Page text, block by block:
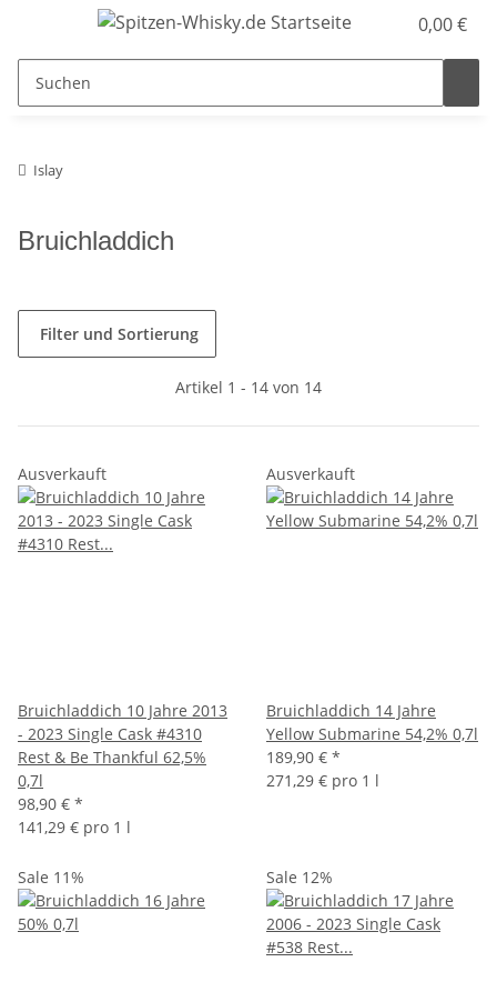
0,00 €
Islay
Bruichladdich
Filter und Sortierung
Artikel 1 - 14 von 14
Ausverkauft
Bruichladdich 10 Jahre 2013
- 2023 Single Cask #4310
Rest & Be Thankful 62,5%
0,7l
98,90 € *
141,29 € pro 1 l
Ausverkauft
Bruichladdich 14 Jahre
Yellow Submarine 54,2% 0,7l
189,90 € *
271,29 € pro 1 l
Sale 11% Sale 12%